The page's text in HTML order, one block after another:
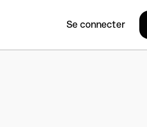
Se connecter